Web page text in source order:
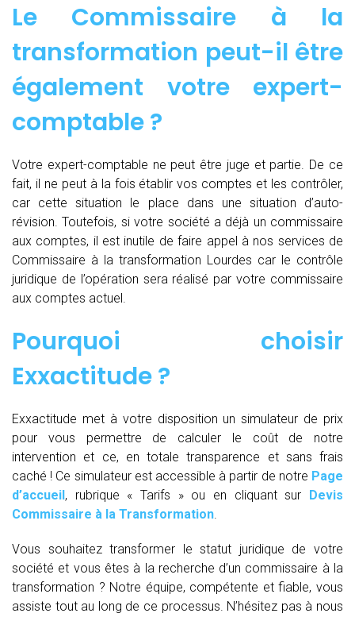
Le Commissaire à la
transformation peut-il être
également votre expert-
comptable ?
Votre expert-comptable ne peut être juge et partie. De ce
fait, il ne peut à la fois établir vos comptes et les contrôler,
car cette situation le place dans une situation d’auto-
révision. Toutefois, si votre société a déjà un commissaire
aux comptes, il est inutile de faire appel à nos services de
Commissaire à la transformation Lourdes car le contrôle
juridique de l’opération sera réalisé par votre commissaire
aux comptes actuel.
Pourquoi choisir
Exxactitude ?
Exxactitude met à votre disposition un simulateur de prix
pour vous permettre de calculer le coût de notre
intervention et ce, en totale transparence et sans frais
caché ! Ce simulateur est accessible à partir de notre Page
d’accueil, rubrique « Tarifs » ou en cliquant sur Devis
Commissaire à la Transformation.
Vous souhaitez transformer le statut juridique de votre
société et vous êtes à la recherche d’un commissaire à la
transformation ? Notre équipe, compétente et fiable, vous
assiste tout au long de ce processus. N’hésitez pas à nous